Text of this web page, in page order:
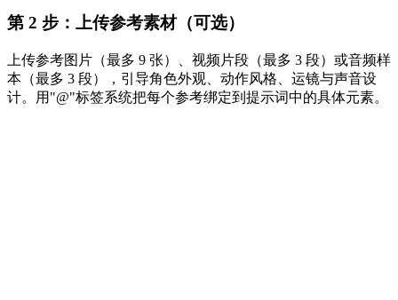
第 2 步：上传参考素材（可选）
上传参考图片（最多 9 张）、视频片段（最多 3 段）或音频样
本（最多 3 段），引导角色外观、动作风格、运镜与声音设
计。用"@"标签系统把每个参考绑定到提示词中的具体元素。